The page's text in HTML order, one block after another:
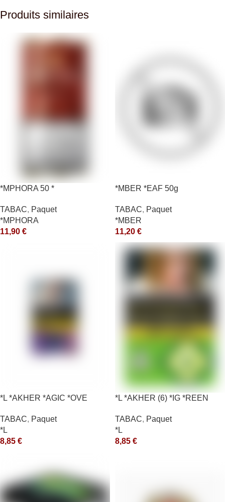
Produits similaires
*MPHORA 50 *
TABAC, Paquet
*MPHORA
11,90 €
*MBER *EAF 50g
TABAC, Paquet
*MBER
11,20 €
*L *AKHER *AGIC *OVE
TABAC, Paquet
*L
8,85 €
*L *AKHER (6) *IG *REEN
TABAC, Paquet
*L
8,85 €